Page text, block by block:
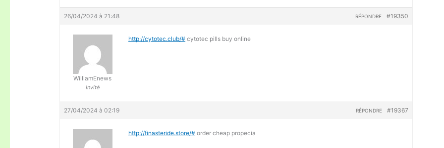
26/04/2024 à 21:48 #19350
RÉPONDRE
WilliamEnews
Invité
http://cytotec.club/# cytotec pills buy online
27/04/2024 à 02:19 #19367
RÉPONDRE
http://finasteride.store/# order cheap propecia